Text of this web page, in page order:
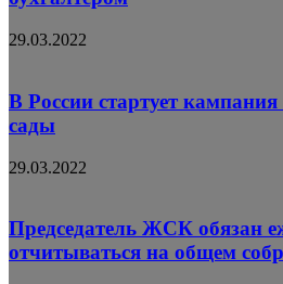
29.03.2022
В России стартует
сады
29.03.2022
Председатель ЖСК обязан
отчитываться на общем